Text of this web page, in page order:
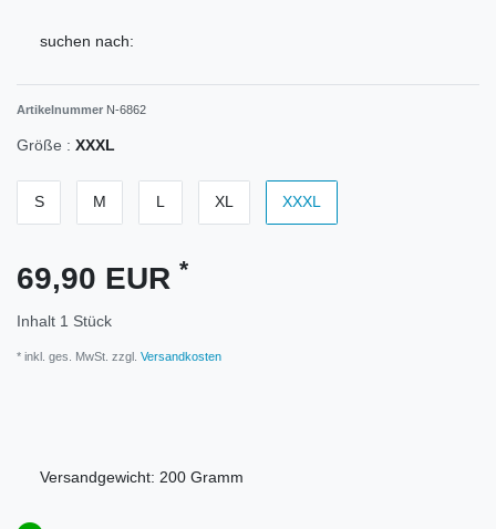
suchen nach:
Artikelnummer N-6862
Größe : XXXL
S M L XL XXXL
69,90 EUR *
Inhalt 1 Stück
* inkl. ges. MwSt. zzgl. Versandkosten
Versandgewicht: 200 Gramm